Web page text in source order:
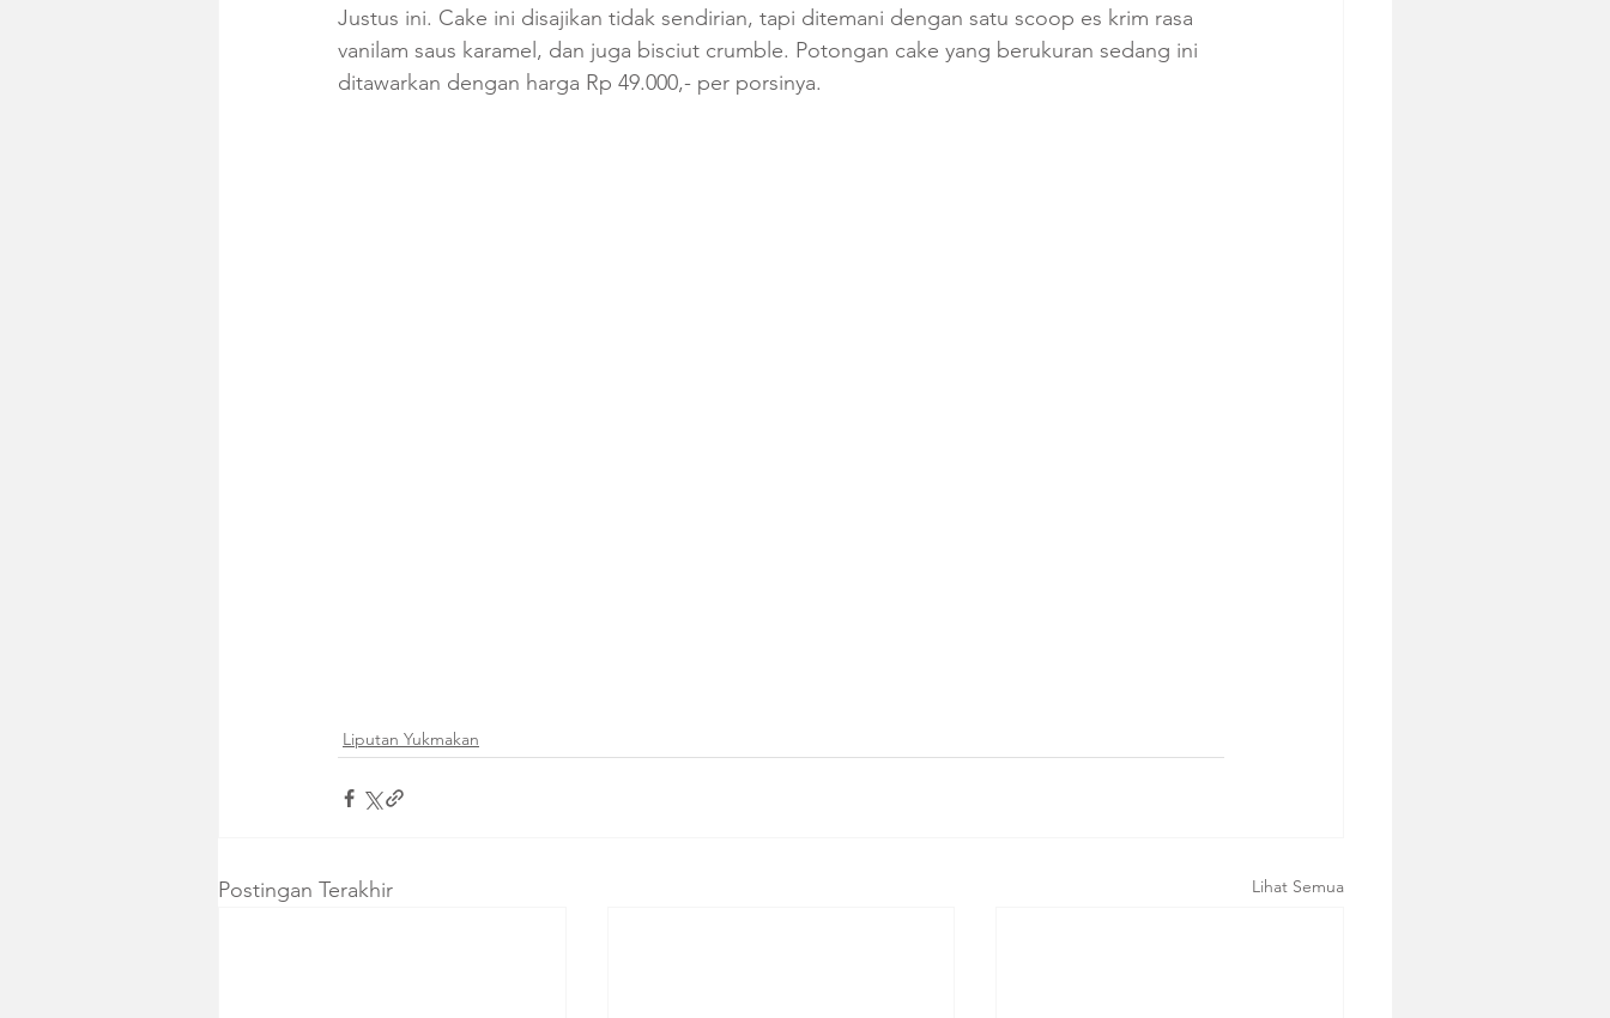
Justus ini. Cake ini disajikan tidak sendirian, tapi ditemani dengan satu scoop es krim rasa
vanilam saus karamel, dan juga bisciut crumble. Potongan cake yang berukuran sedang ini
ditawarkan dengan harga Rp 49.000,- per porsinya.
Liputan Yukmakan
Postingan Terakhir Lihat Semua